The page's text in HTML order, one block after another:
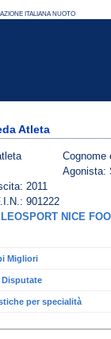
Atleta
Agonista:
2011
901222
LEOSPORT NICE
Migliori
Disputate
per specialità